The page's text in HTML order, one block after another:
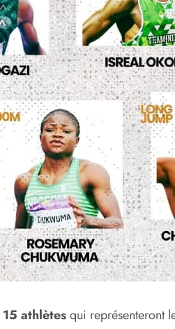
15 athlètesqui représenteront